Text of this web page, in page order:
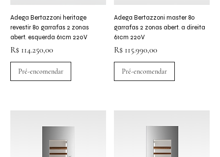
Adega Bertazzoni heritage
revestir 80 garrafas 2 zonas
abert. esquerda 61cm 220V
Preço
R$ 114.250,00
Pré-encomendar
Adega Bertazzoni master 80
garrafas 2 zonas abert. a direita
61cm 220V
Preço
R$ 115.990,00
Pré-encomendar